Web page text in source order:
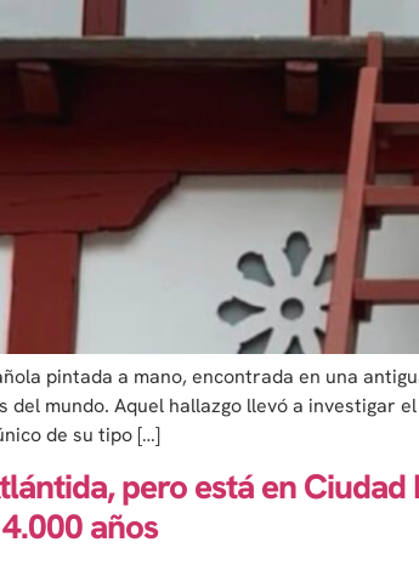
pintada a mano, encontrada en una
del mundo. Aquel hallazgo llevó a investigar
de su tipo […]
pero está en
años